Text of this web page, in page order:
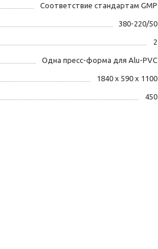
Соответствие стандартам GMP
380-220/50
2
Одна пресс-форма для Alu-PVC
1840 х 590 х 1100
450